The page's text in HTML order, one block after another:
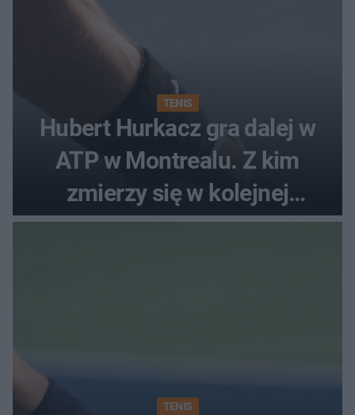
TENIS
Hubert Hurkacz gra dalej w
ATP w Montrealu. Z kim
zmierzy się w kolejnej
rundzie?
TENIS